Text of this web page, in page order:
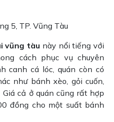
5, TP. Vũng Tàu
vũng tàu này nổi tiếng với
cách phục vụ chuyên
canh cá lóc, quán còn có
như bánh xèo, gỏi cuốn,
cả ở quán cũng rất hợp
đồng cho một suất bánh